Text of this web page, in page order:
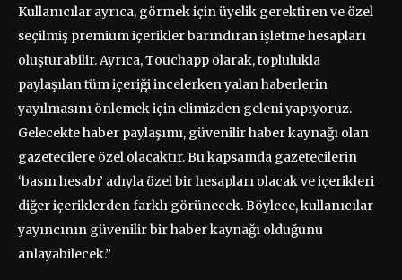
Kullanıcılar ayrıca, görmek için üyelik gerektiren ve özel
seçilmiş premium içerikler barındıran işletme hesapları
oluşturabilir. Ayrıca, Touchapp olarak, toplulukla
paylaşılan tüm içeriği incelerken yalan haberlerin
yayılmasını önlemek için elimizden geleni yapıyoruz.
Gelecekte haber paylaşımı, güvenilir haber kaynağı olan
gazetecilere özel olacaktır. Bu kapsamda gazetecilerin
‘basın hesabı’ adıyla özel bir hesapları olacak ve içerikleri
diğer içeriklerden farklı görünecek. Böylece, kullanıcılar
yayıncının güvenilir bir haber kaynağı olduğunu
anlayabilecek.”